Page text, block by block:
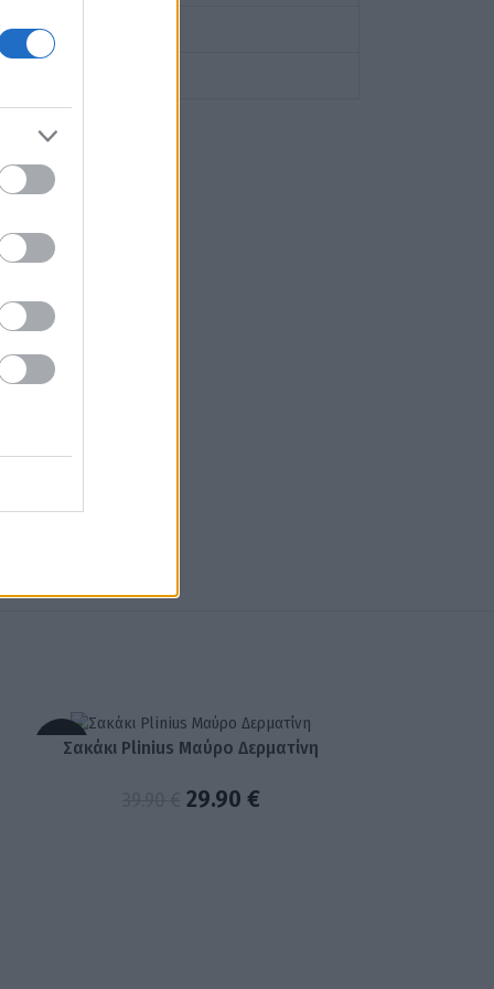
-25%Σακάκι Plinius Μαύρο Δερματίνη
29.90 €